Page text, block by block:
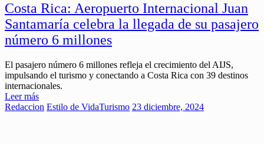
Costa Rica: Aeropuerto Internacional Juan
Santamaría celebra la llegada de su pasajero
número 6 millones
El pasajero número 6 millones refleja el crecimiento del AIJS,
impulsando el turismo y conectando a Costa Rica con 39 destinos
internacionales.
Leer más
Redaccion Estilo de VidaTurismo 23 diciembre, 2024